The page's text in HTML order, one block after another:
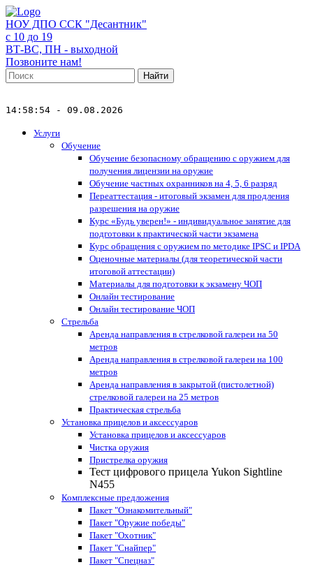
НОУ ДПО ССК "Десантник"
с 10 до 19
ВТ-ВС, ПН - выходной
Позвоните нам!
Найти
14:58:54 - 09.08.2026
Услуги
Обучение
Обучение безопасному обращению с оружием для
получения лицензии на оружие
Обучение частных охранников на 4, 5, 6 разряд
Переаттестация - итоговый экзамен для продления
разрешения на оружие
Курс «Будь уверен!» - индивидуальное занятие для
подготовки к практической части экзамена
Курс обращения с оружием по методике IPSC и IPDA
Оценочные материалы (для теоретической части
итоговой аттестации)
Материалы для подготовки к экзамену ЧОП
Онлайн тестирование
Онлайн тестирование ЧОП
Стрельба
Аренда направления в стрелковой галереи на 50
метров
Аренда направления в стрелковой галереи на 100
метров
Аренда направления в закрытой (пистолетной)
стрелковой галереи на 25 метров
Практическая стрельба
Установка прицелов и аксессуаров
Установка прицелов и аксессуаров
Чистка оружия
Пристрелка оружия
Тест цифрового прицела Yukon Sightline
N455
Комплексные предложения
Пакет "Ознакомительный"
Пакет "Оружие победы"
Пакет "Охотник"
Пакет "Снайпер"
Пакет "Спецназ"